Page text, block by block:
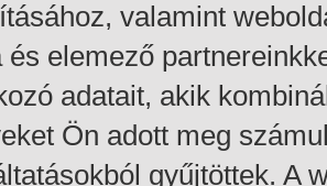
valamint
és elemező
adatait, akik
Ön adott meg
gyűjtöttek. A